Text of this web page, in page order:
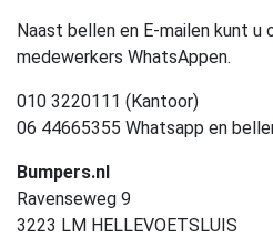
Naast bellen en E-mailen kunt u
medewerkers WhatsAppen.
010 3220111 (Kantoor)
06 44665355 Whatsapp en
Bumpers.nl
Ravenseweg 9
3223 LM HELLEVOETSLUIS